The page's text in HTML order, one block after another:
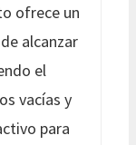
ofrece un
alcanzar
el
vacías y
para